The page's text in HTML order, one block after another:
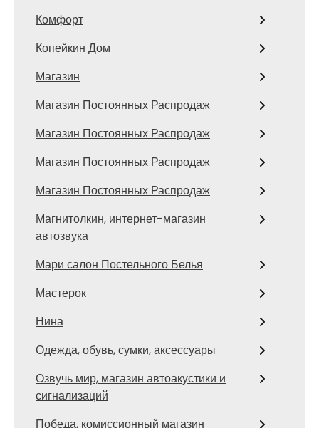
Комфорт
Копейкин Дом
Магазин
Магазин Постоянных Распродаж
Магазин Постоянных Распродаж
Магазин Постоянных Распродаж
Магазин Постоянных Распродаж
Магнитолкин, интернет-магазин
автозвука
Мари салон Постельного Белья
Мастерок
Нина
Одежда, обувь, сумки, аксессуары
Озвучь мир, магазин автоакустики и
сигнализаций
Победа, комиссионный магазин